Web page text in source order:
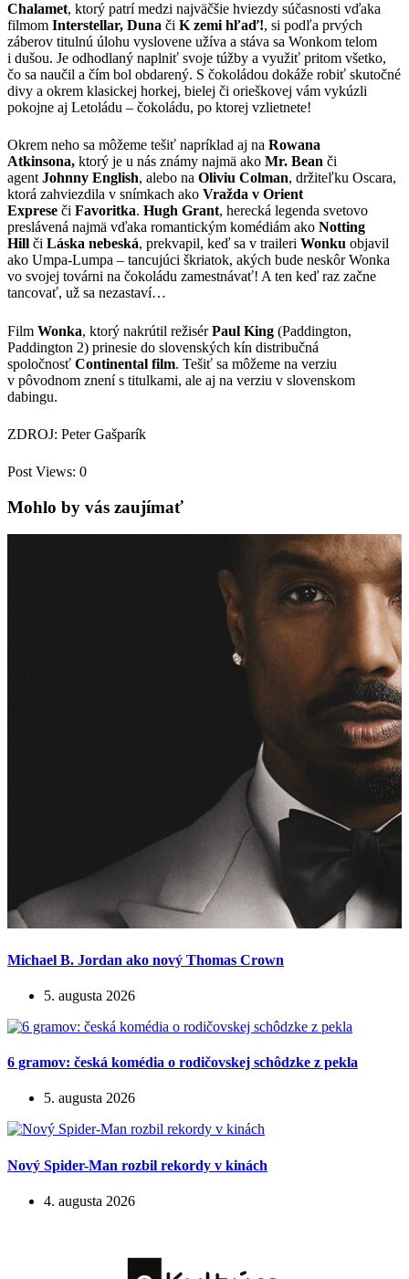
Chalamet, ktorý patrí medzi najväčšie hviezdy súčasnosti vďaka
filmom Interstellar, Duna či K zemi hľaď!, si podľa prvých
záberov titulnú úlohu vyslovene užíva a stáva sa Wonkom telom
i dušou. Je odhodlaný naplniť svoje túžby a využiť pritom všetko,
čo sa naučil a čím bol obdarený. S čokoládou dokáže robiť skutočné
divy a okrem klasickej horkej, bielej či orieškovej vám vykúzli
pokojne aj Letoládu – čokoládu, po ktorej vzlietnete!
Okrem neho sa môžeme tešiť napríklad aj na Rowana
Atkinsona, ktorý je u nás známy najmä ako Mr. Bean či
agent Johnny English, alebo na Oliviu Colman, držiteľku Oscara,
ktorá zahviezdila v snímkach ako Vražda v Orient
Exprese či Favoritka. Hugh Grant, herecká legenda svetovo
preslávená najmä vďaka romantickým komédiám ako Notting
Hill či Láska nebeská, prekvapil, keď sa v traileri Wonku objavil
ako Umpa-Lumpa – tancujúci škriatok, akých bude neskôr Wonka
vo svojej továrni na čokoládu zamestnávať! A ten keď raz začne
tancovať, už sa nezastaví…
Film Wonka, ktorý nakrútil režisérPaul King (Paddington,
Paddington 2) prinesie do slovenských kín distribučná
spoločnosť Continental film. Tešiť sa môžeme na verziu
v pôvodnom znení s titulkami, ale aj na verziu v slovenskom
dabingu.
ZDROJ: Peter Gašparík
Post Views: 0
Mohlo by vás zaujímať
Michael B. Jordan ako nový Thomas Crown
5. augusta 2026
6 gramov: česká komédia o rodičovskej schôdzke z pekla
5. augusta 2026
Nový Spider-Man rozbil rekordy v kinách
4. augusta 2026